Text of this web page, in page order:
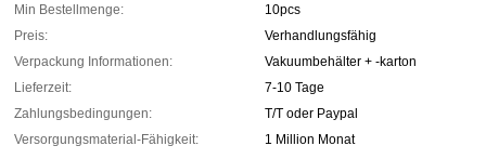
Min Bestellmenge:
10pcs
Preis:
Verhandlungsfähig
Verpackung Informationen:
Vakuumbehälter + -karton
Lieferzeit:
7-10 Tage
Zahlungsbedingungen:
T/T oder Paypal
Versorgungsmaterial-Fähigkeit:
1 Million Monat